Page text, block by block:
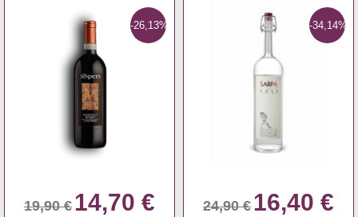
-26,13%
19,90 € 14,70 €
-34,14%
24,90 € 16,40 €